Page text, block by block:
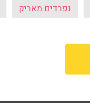
נפרדים מאריק